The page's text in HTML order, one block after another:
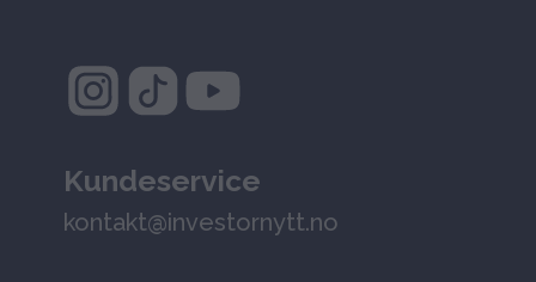
Kundeservice
kontakt@investornytt.no